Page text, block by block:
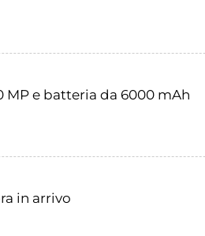
MP e batteria da 6000 mAh
in arrivo